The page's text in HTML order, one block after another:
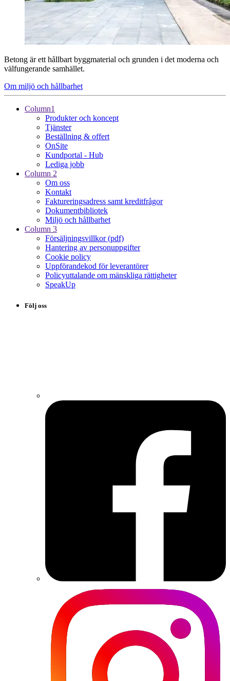
Betong är ett hållbart byggmaterial och grunden i det moderna och
välfungerande samhället.
Om miljö och hållbarhet
Column1
Produkter och koncept
Tjänster
Beställning & offert
OnSite
Kundportal - Hub
Lediga jobb
Column 2
Om oss
Kontakt
Faktureringsadress samt kreditfrågor
Dokumentbibliotek
Miljö och hållbarhet
Column 3
Försäljningsvillkor (pdf)
Hantering av personuppgifter
Cookie policy
Uppförandekod för leverantörer
Policyuttalande om mänskliga rättigheter
SpeakUp
Följ oss